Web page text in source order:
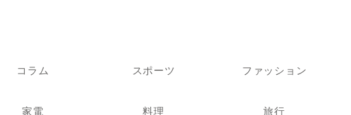
コラム スポーツ ファッション
家電 料理 旅行